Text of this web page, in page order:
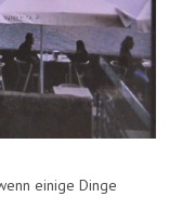
einige Dinge